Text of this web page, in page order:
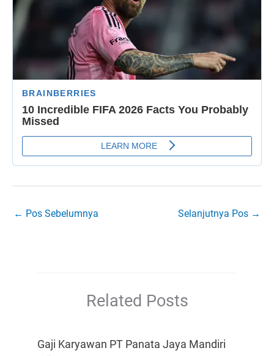
← Pos Sebelumnya Selanjutnya Pos →
Related Posts
Gaji Karyawan PT Panata Jaya Mandiri